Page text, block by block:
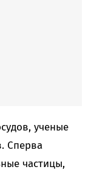
ученые
Сперва
частицы,